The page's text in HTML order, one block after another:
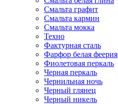
Смальта графит
Смальта кармин
Смальта мокка
Техно
Фактурная сталь
Фарфор белая феерия
Фиолетовая перкаль
Черная перкаль
Чернильная ночь
Черный глянец
Черный никель